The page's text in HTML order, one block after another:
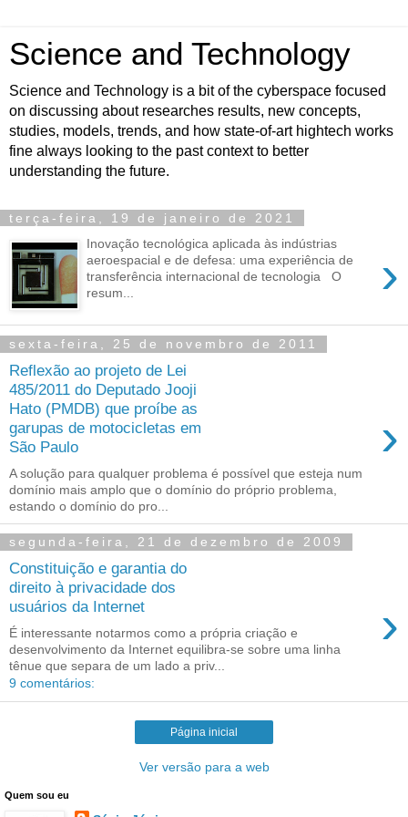
Science and Technology
Science and Technology is a bit of the cyberspace focused
on discussing about researches results, new concepts,
studies, models, trends, and how state-of-art hightech works
fine always looking to the past context to better
understanding the future.
terça-feira, 19 de janeiro de 2021
›
Inovação tecnológica aplicada às indústrias
aeroespacial e de defesa: uma experiência de
transferência internacional de tecnologia O
resum...
sexta-feira, 25 de novembro de 2011
Reflexão ao projeto de Lei
485/2011 do Deputado Jooji
Hato (PMDB) que proíbe as
garupas de motocicletas em
São Paulo
›
A solução para qualquer problema é possível que esteja num
domínio mais amplo que o domínio do próprio problema,
estando o domínio do pro...
segunda-feira, 21 de dezembro de 2009
Constituição e garantia do
direito à privacidade dos
usuários da Internet
›
É interessante notarmos como a própria criação e
desenvolvimento da Internet equilibra-se sobre uma linha
tênue que separa de um lado a priv...
9 comentários:
Página inicial
Ver versão para a web
Quem sou eu